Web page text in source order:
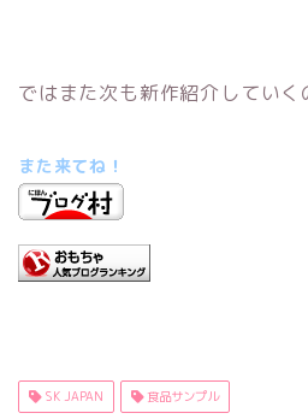
ではまた次も新作紹介してい
また来てね！
SK JAPAN 食品サンプル